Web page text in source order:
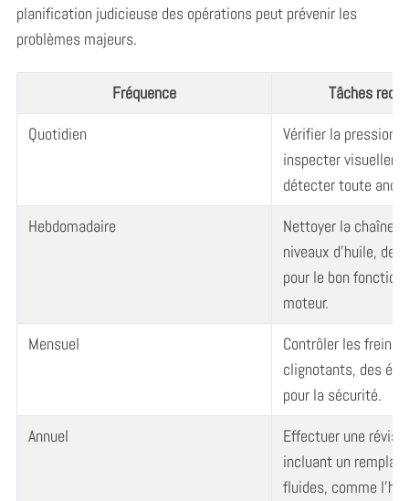
planification judicieuse des opérations peut prévenir les
problèmes majeurs.
Fréquence
Tâches
Quotidien
Vérifier la pression
inspecter
détecter toute
Hebdomadaire
Nettoyer la chaîne
niveaux d’huile,
pour le bon
moteur.
Mensuel
Contrôler les
clignotants, des
pour la sécurité.
Annuel
Effectuer une
incluant un
fluides, comme
h
r